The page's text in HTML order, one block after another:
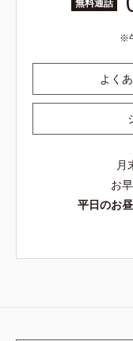
よく
月
お
平日のお